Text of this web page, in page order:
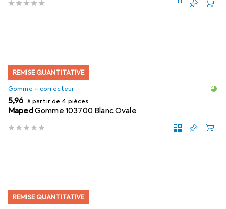
REMISE QUANTITATIVE
Gomme + correcteur
EUR
5,96 à partir de 4 pièces
MapedGomme 103700 Blanc Ovale
REMISE QUANTITATIVE